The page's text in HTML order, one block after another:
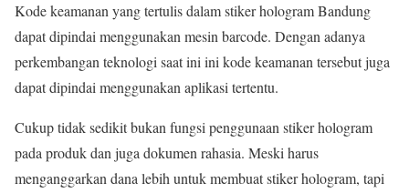
Kode keamanan yang tertulis dalam stiker hologram Bandung
dapat dipindai menggunakan mesin barcode. Dengan adanya
perkembangan teknologi saat ini ini kode keamanan tersebut juga
dapat dipindai menggunakan aplikasi tertentu.
Cukup tidak sedikit bukan fungsi penggunaan stiker hologram
pada produk dan juga dokumen rahasia. Meski harus
menganggarkan dana lebih untuk membuat stiker hologram, tapi